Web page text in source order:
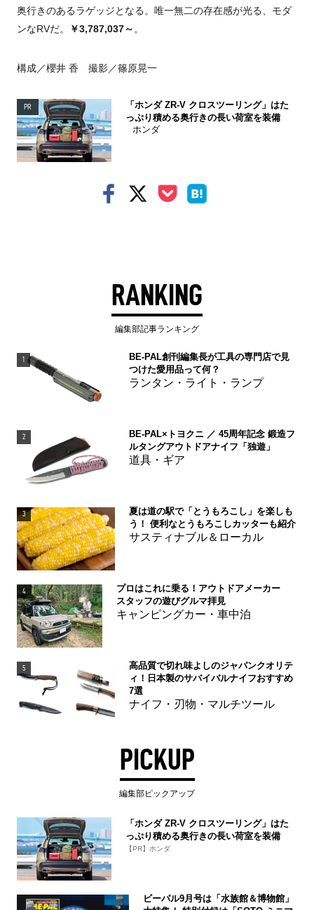
奥行きのあるラゲッジとなる。唯一無二の存在感が光る、モダ
ンなRVだ。
￥3,787,037～ 。
構成／櫻井 香 撮影／篠原晃一
PR
「ホンダ ZR-V クロスツーリング」はた
っぷり積める奥行きの長い荷室を装備
ホンダ
RANKING
編集部記事ランキング
1
BE-PAL創刊編集長が工具の専門店で見
つけた愛用品って何？
ランタン・ライト・ランプ
2
BE-PAL×トヨクニ ／ 45周年記念 鍛造フ
ルタングアウトドアナイフ「独遊」
道具・ギア
3
夏は道の駅で「とうもろこし」を楽しも
う！ 便利なとうもろこしカッターも紹介
サスティナブル＆ローカル
4
プロはこれに乗る！アウトドアメーカー
スタッフの遊びグルマ拝見
キャンピングカー・車中泊
5
高品質で切れ味よしのジャパンクオリテ
ィ！日本製のサバイバルナイフおすすめ
7選
ナイフ・刃物・マルチツール
PICKUP
編集部ピックアップ
「ホンダ ZR-V クロスツーリング」はた
っぷり積める奥行きの長い荷室を装備
【PR】ホンダ
ビーパル9月号は「水族館＆博物館」